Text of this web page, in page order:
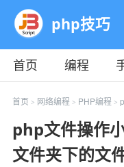
php技巧
首页 编程
教程
平面
首页 > 网络编程 > PHP编程 >
php文件操作
文件夹下的文